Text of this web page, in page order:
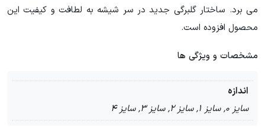
می برد. ساختار گلبرگی جدید در سر شیشه به لطافت و کیفیت این
محصول افزوده است.
مشخصات و ویژگی ها
اندازه
سایز 0, سایز 1, سایز 2, سایز 3, سایز 4